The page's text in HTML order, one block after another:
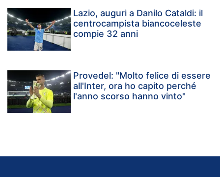
Lazio, auguri a Danilo Cataldi: il
centrocampista biancoceleste
compie 32 anni
Provedel: "Molto felice di essere
all'Inter, ora ho capito perché
l'anno scorso hanno vinto"